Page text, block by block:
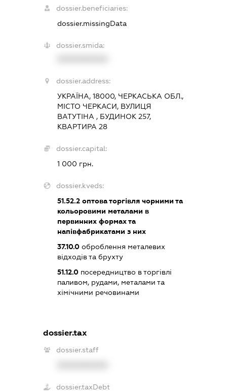
dossier.beneficiaries:
dossier.missingData
dossier.smida:
dossier.address:
УКРАЇНА, 18000, ЧЕРКАСЬКА ОБЛ.,
МІСТО ЧЕРКАСИ, ВУЛИЦЯ
ВАТУТІНА , БУДИНОК 257,
КВАРТИРА 28
dossier.capital:
1 000 грн.
dossier.kveds:
51.52.2оптова торгівля чорними та
кольоровими металами в
первинних формах та
напівфабрикатами з них
37.10.0оброблення металевих
відходів та брухту
51.12.0посередництво в торгівлі
паливом, рудами, металами та
хімічними речовинами
dossier.tax
dossier.staff
dossier.taxDebt